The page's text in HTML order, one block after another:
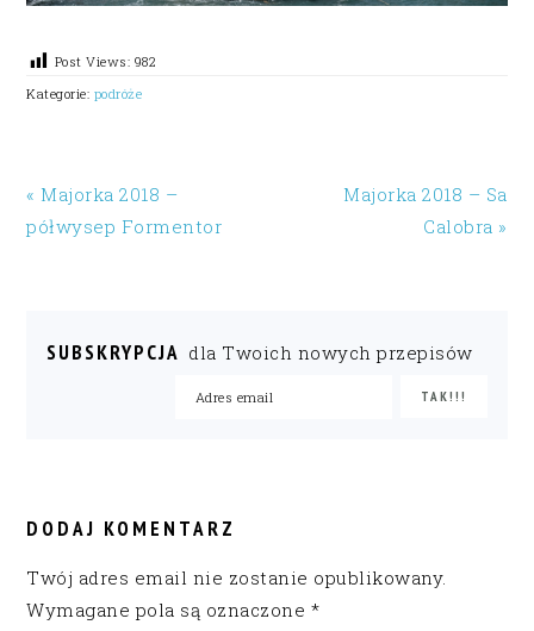
Post Views: 982
Kategorie: podróże
« Majorka 2018 –
półwysep Formentor
Majorka 2018 – Sa
Calobra »
SUBSKRYPCJA dla Twoich nowych przepisów
INTERACTIONS
DODAJ KOMENTARZ
Twój adres email nie zostanie opublikowany.
Wymagane pola są oznaczone *